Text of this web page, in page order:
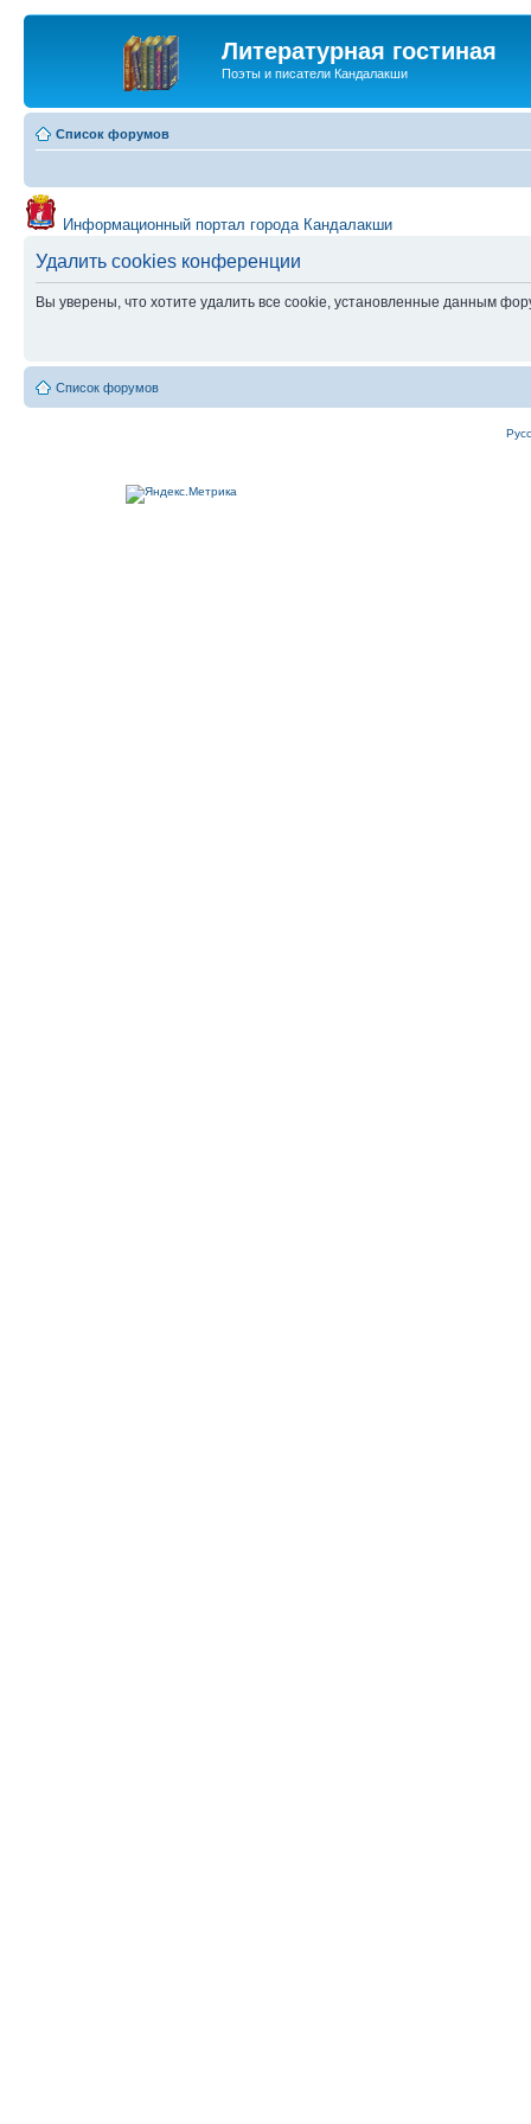
Литературная гостиная
Поэты и писатели Кандалакши
Список форумов
Информационный портал города Кандалакши
Удалить cookies конференции
Вы уверены, что хотите удалить все cookie, установленные данным
Список форумов